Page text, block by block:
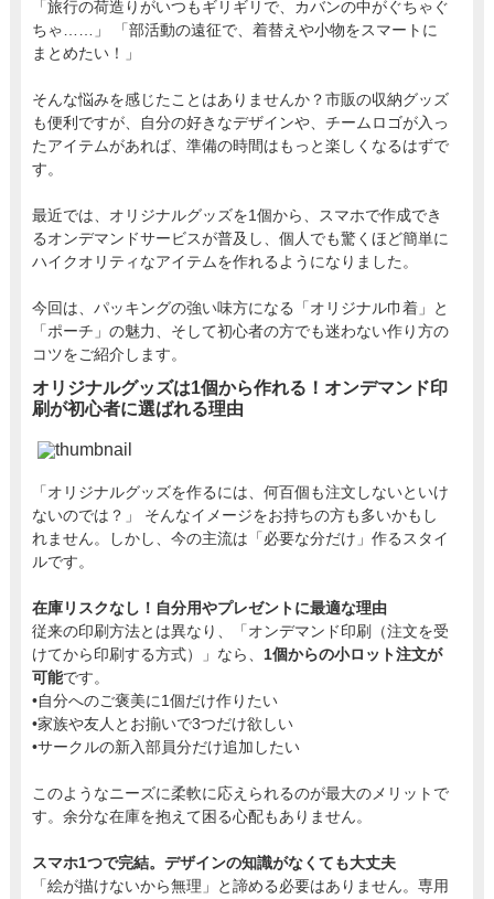
「旅行の荷造りがいつもギリギリで、カバンの中がぐちゃぐ
ちゃ……」 「部活動の遠征で、着替えや小物をスマートに
まとめたい！」
そんな悩みを感じたことはありませんか？市販の収納グッズ
も便利ですが、自分の好きなデザインや、チームロゴが入っ
たアイテムがあれば、準備の時間はもっと楽しくなるはずで
す。
最近では、オリジナルグッズを1個から、スマホで作成でき
るオンデマンドサービスが普及し、個人でも驚くほど簡単に
ハイクオリティなアイテムを作れるようになりました。
今回は、パッキングの強い味方になる「オリジナル巾着」と
「ポーチ」の魅力、そして初心者の方でも迷わない作り方の
コツをご紹介します。
オリジナルグッズは1個から作れる！オンデマンド印
刷が初心者に選ばれる理由
「オリジナルグッズを作るには、何百個も注文しないといけ
ないのでは？」 そんなイメージをお持ちの方も多いかもし
れません。しかし、今の主流は「必要な分だけ」作るスタイ
ルです。
在庫リスクなし！自分用やプレゼントに最適な理由
従来の印刷方法とは異なり、「オンデマンド印刷（注文を受
けてから印刷する方式）」なら、 1個からの小ロット注文が
可能です。
•自分へのご褒美に1個だけ作りたい
•家族や友人とお揃いで3つだけ欲しい
•サークルの新入部員分だけ追加したい
このようなニーズに柔軟に応えられるのが最大のメリットで
す。余分な在庫を抱えて困る心配もありません。
スマホ1つで完結。デザインの知識がなくても大丈夫
「絵が描けないから無理」と諦める必要はありません。専用